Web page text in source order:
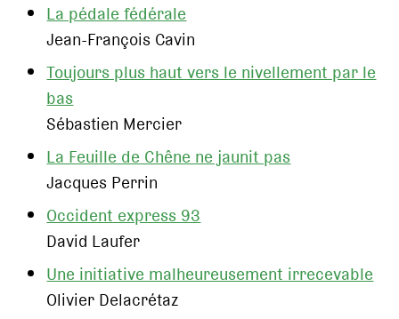
La pédale fédérale
Jean-François Cavin
Toujours plus haut vers le nivellement par le
bas
Sébastien Mercier
La Feuille de Chêne ne jaunit pas
Jacques Perrin
Occident express 93
David Laufer
Une initiative malheureusement irrecevable
Olivier Delacrétaz